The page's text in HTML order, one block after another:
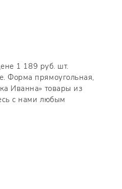
1 189 руб. шт.
Форма прямоугольная,
Иванна» товары из
с нами любым